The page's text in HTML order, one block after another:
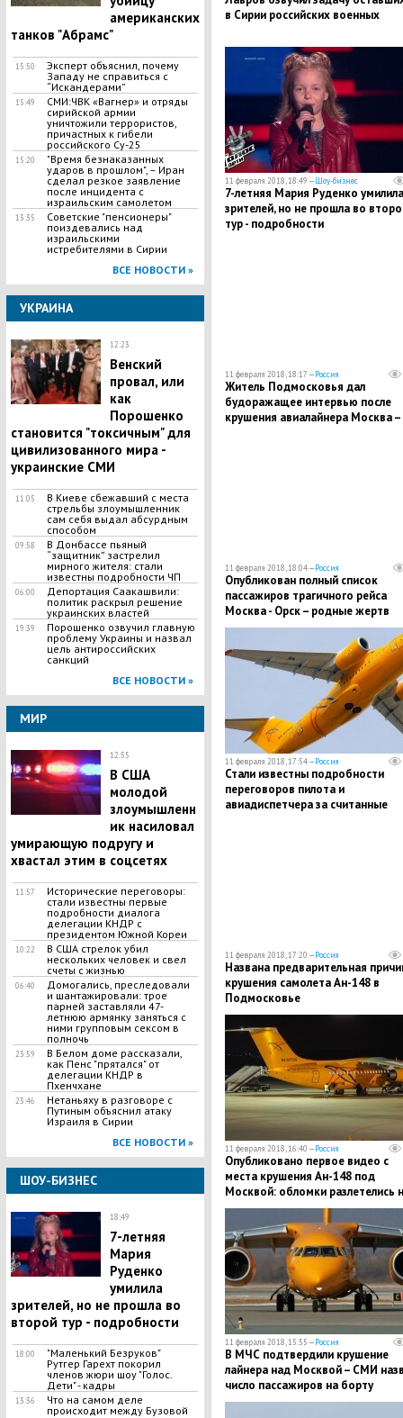
американских
танков "Абрамс"
15:50
Эксперт объяснил, почему
Западу не справиться с
“Искандерами”
15:49
СМИ:ЧВК «Вагнер» и отряды
сирийской армии
уничтожили террористов,
причастных к гибели
российского Су-25
15:20
"Время безнаказанных
ударов в прошлом", – Иран
сделал резкое заявление
после инцидента с
израильским самолетом
13:35
Советские "пенсионеры"
поиздевались над
израильскими
истребителями в Сирии
ВСЕ НОВОСТИ »
УКРАИНА
12:23
Венский
провал, или
как
Порошенко
становится "токсичным" для
цивилизованного мира -
украинские СМИ
11:05
В Киеве сбежавший с места
стрельбы злоумышленник
сам себя выдал абсурдным
способом
09:58
В Донбассе пьяный
“защитник” застрелил
мирного жителя: стали
известны подробности ЧП
06:00
Депортация Саакашвили:
политик раскрыл решение
украинских властей
19:39
Порошенко озвучил главную
проблему Украины и назвал
цель антироссийских
санкций
ВСЕ НОВОСТИ »
МИР
12:55
В США
молодой
злоумышленн
ик насиловал
умирающую подругу и
хвастал этим в соцсетях
11:57
Исторические переговоры:
стали известны первые
подробности диалога
делегации КНДР с
президентом Южной Кореи
10:22
В США стрелок убил
нескольких человек и свел
счеты с жизнью
06:40
Домогались, преследовали
и шантажировали: трое
парней заставляли 47-
летнюю армянку заняться с
ними групповым сексом в
полночь
23:59
В Белом доме рассказали,
как Пенс "прятался" от
делегации КНДР в
Пхенчхане
23:46
Нетаньяху в разговоре с
Путиным объяснил атаку
Израиля в Сирии
ВСЕ НОВОСТИ »
ШОУ-БИЗНЕС
18:49
​7-летняя
Мария
Руденко
умилила
зрителей, но не прошла во
второй тур - подробности
18:00
​"Маленький Безруков"
Рутгер Гарехт покорил
членов жюри шоу "Голос.
Дети" - кадры
13:36
Что на самом деле
происходит между Бузовой
в Сирии российских военных
11 февраля 2018, 18:49 —Шоу-бизнес
​7-летняя Мария Руденко умилила
зрителей, но не прошла во
тур - подробности
11 февраля 2018, 18:17 —Россия
Житель Подмосковья дал
будоражащее интервью после
крушения авиалайнера Москва –
11 февраля 2018, 18:04 —Россия
Опубликован полный список
пассажиров трагичного рейса
Москва - Орск – родные жертв
собираются в аэропорту
11 февраля 2018, 17:54 —Россия
Стали известны подробности
переговоров пилота и
авиадиспетчера за считанные
11 февраля 2018, 17:20 —Россия
Названа предварительная
крушения самолета Ан-148 в
Подмосковье
11 февраля 2018, 16:40 —Россия
Опубликовано первое видео с
места крушения Ан-148 под
Москвой: обломки разлетелись
десятки метров и моментально
исчезают под снегом
11 февраля 2018, 15:55 —Россия
В МЧС подтвердили крушение
лайнера над Москвой – СМИ
число пассажиров на борту